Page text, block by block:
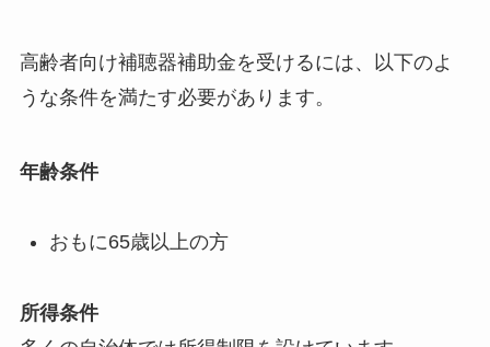
高齢者向け補聴器補助金を受けるには、以下のよ
うな条件を満たす必要があります。
年齢条件
おもに65歳以上の方
所得条件